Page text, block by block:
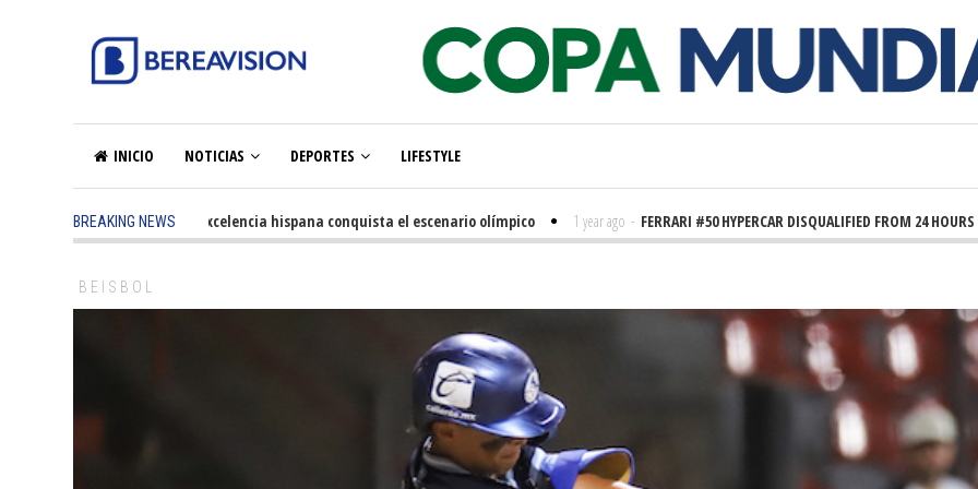
INICIO NOTICIAS DEPORTES LIFESTYLE
BREAKING NEWS
5 months ago - La excelencia hispana conquista el escenario olímpico 1 year ago - FERRARI #50 HYPERCAR DISQUALIFIED FROM 24 HOURS OF
BEISBOL